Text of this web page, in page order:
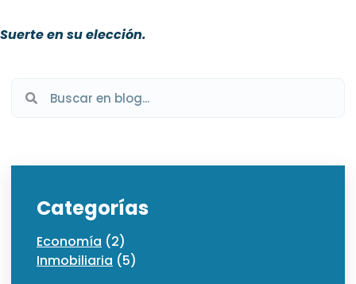
Suerte en su elección.
Categorías
Economía (2)
Inmobiliaria (5)